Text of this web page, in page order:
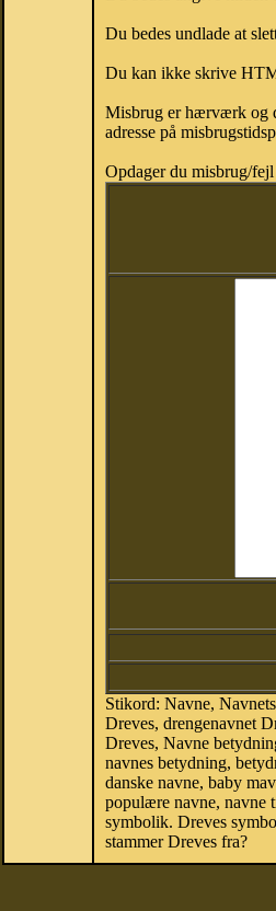
Du bedes undlade at
Du kan ikke skrive
Misbrug er hærværk og
adresse på
Opdager du misbrug/
Stikord: Navne,
Dreves, drengenavnet
Dreves, Navne
navnes betydning,
danske navne, baby
populære navne, navne
symbolik. Dreves
stammer Dreves fra?